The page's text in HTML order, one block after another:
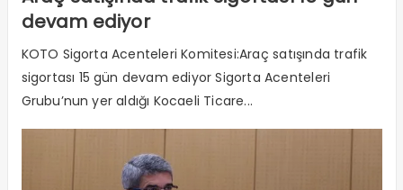
devam ediyor
KOTO Sigorta Acenteleri Komitesi:Araç satışında trafik
sigortası 15 gün devam ediyor Sigorta Acenteleri
Grubu’nun yer aldığı Kocaeli Ticare...